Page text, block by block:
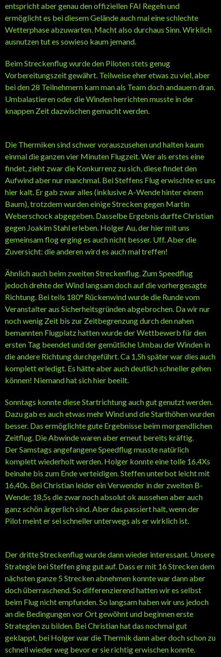
entspricht aber genau den offiziellen FAI Regeln und
ermöglicht es bei diesem Gelände auch mal eine schlechte
Wetterphase abzuwarten. Macht also durchaus Sinn. Wirklich
ausnutzen tut es sowieso kaum jemand.
Beim Streckenflug wurde den Piloten stets genug
Vorbereitungszeit gewährt. Teilweise eher etwas zu viel, aber
bei den 28 Teilnehmern kam man als Team doch andauern dran.
Umbalastieren oder die Winden herrichten musste in der
knappen Zeit dazwischen gemacht werden.
Die Thermiken sind schwer vorauszusehen und halten kaum
einmal die ganzen vier Minuten Flugzeit. Wer als erstes eine
findet, zieht zwar die Konkurrenz zu sich, diese findet den
Aufwind aber nur manchmal. Bei Steffens Flug erwischte es uns
hier kalt. Er gab zwar alles (inklusive A-Wende hinter einem
Baum), trotzdem wurden einige Strecken gegen Martin
Weberschock abgegeben. Dasselbe Ergebnis durfte Christian
gegen Joakim Stahl erleben. Holger Au, der hier mit uns
gemeinsam flog erging es auch nicht besser. Uff. Aber die
Zuversicht: die anderen wird es auch mal treffen!
Ähnlich auch beim zweiten Streckenflug. Zum Speedflug
jedoch drehte der Wind langsam doch auf die vorhergesagte
Richtung. Bei teils 180° Rückenwind wurde die Runde vom
Veranstalter aus Sicherheitsgründen abgebrochen. Da wir nur
noch wenig Zeit bis zur Zeitbegrenzung durch den nahen
bemannten Flugplatz hatten wurde der Wettbewerb für den
ersten Tag beendet und der gemütliche Umbau der Winden in
die andere Richtung durchgeführt. Ca 1,5h später war dies auch
komplett erledigt. Es hätte aber auch deutlich schneller gehen
können! Niemand hat sich hier beeilt.
Sonntags konnte diese Startrichtung auch gut genutzt werden.
Dazu gab es auch etwas mehr Wind und die Starthöhen wurden
besser. Das ermöglichte gute Ergebnisse beim morgendlichen
Zeitflug. Die Abwinde waren aber erneut bereits kräftig.
Der Samstags angefangene Speedflug musste natürlich
komplett wiederholt werden. Holger konnte eine tolle 16,4Xs
beinahe bis zum Ende verteidigen. Steffen unterbot leicht mit
16,40s. Bei Christian leider ein Verwender in der zweiten B-
Wende: 18,5s die zwar noch absolut ok aussehen aber auch
ganz schön ärgerlich sind. Aber das passiert halt, wenn der
Pilot meint er sei schneller unterwegs als er wirklich ist.
Der dritte Streckenflug wurde dann wieder interessant. Unsere
Strategie bei Steffen ging gut auf. Dass er mit 16 Strecken dem
nächsten ganze 5 Strecken abnehmen konnte war dann aber
doch überraschend. So differenzierend hatten wir es selbst
beim Flug nicht empfunden. So langsam haben wir uns jedoch
an die Bedingungen vor Ort gewöhnt und beginnen erste
Strategien zu bilden. Bei Christian hat das nochmal gut
geklappt, bei Holger war die Thermik dann aber doch schon zu
schnell wieder weg bevor er sie richtig erwischen konnte.